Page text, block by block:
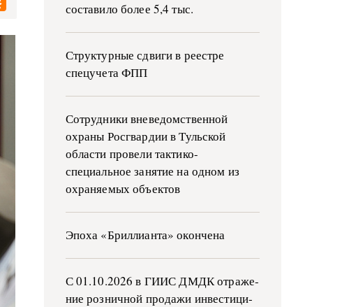
составило более 5,4 тыс.
Структурные сдвиги в реестре
спецучета ФПП
Сотрудники вневедомственной
охраны Росгвардии в Тульской
области провели тактико-
специальное занятие на одном из
охраняемых объектов
Эпоха «Бриллианта» окончена
С 01.10.2026 в ГИИС ДМДК от­ра­же­
ние роз­ни­ч­ной про­да­жи ин­ве­сти­ци­